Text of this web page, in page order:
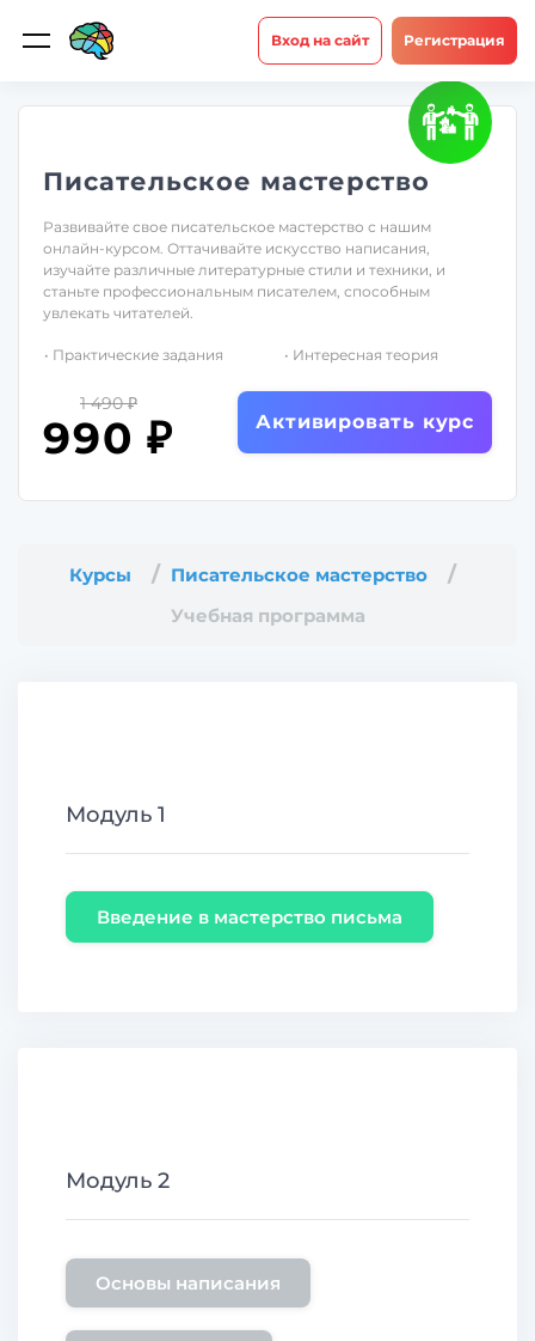
Вход на сайт Регистрация
Писательское мастерство
Развивайте свое писательское мастерство с нашим
онлайн-курсом. Оттачивайте искусство написания,
изучайте различные литературные стили и техники, и
станьте профессиональным писателем, способным
увлекать читателей.
• Практические задания • Интересная теория
1 490 ₽
990 ₽ Активировать курс
Курсы
Писательское мастерство
Учебная программа
Модуль 1
Введение в мастерство письма
Модуль 2
Основы написания